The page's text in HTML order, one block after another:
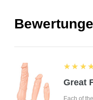
4
Great
Each of